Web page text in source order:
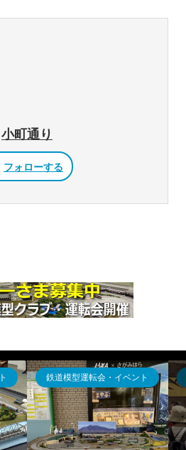
小町通り
フォローする
ジオラマ出張貸出